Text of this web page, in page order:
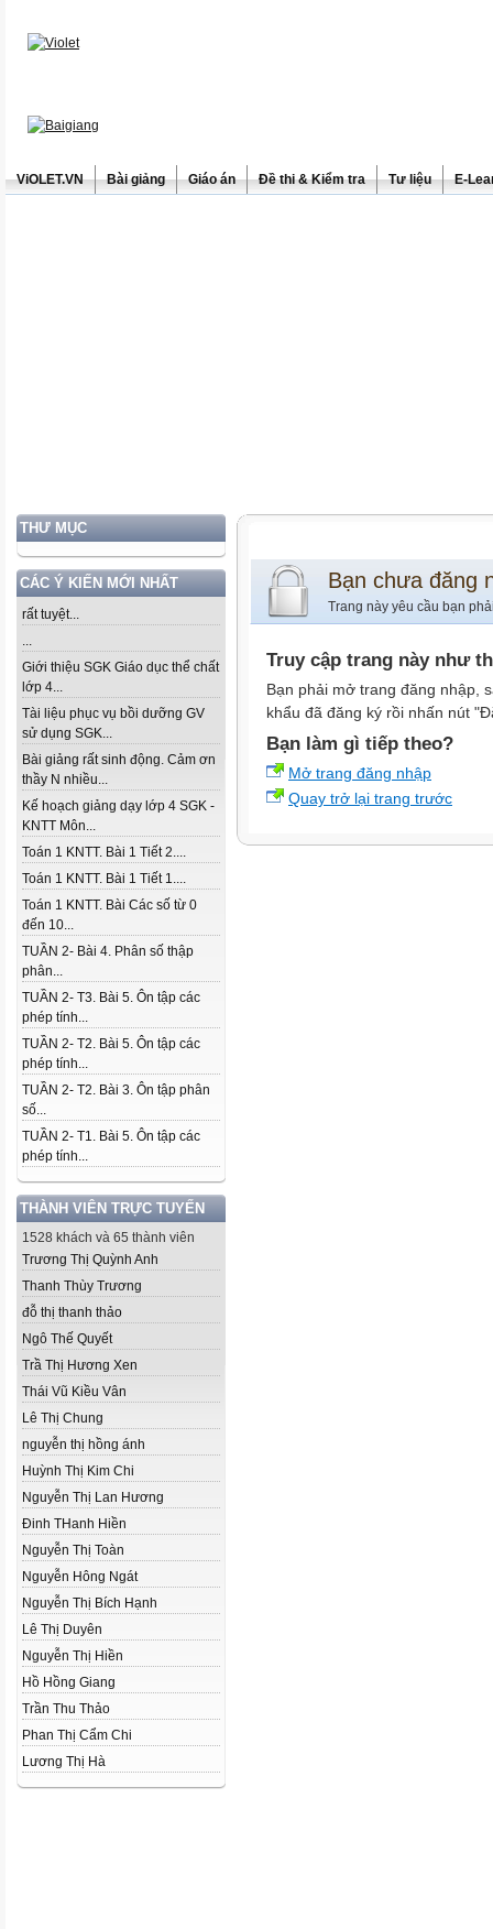
ViOLET.VN Bài giảng Giáo án Đề thi & Kiểm tra Tư liệu E-
THƯ MỤC
CÁC Ý KIẾN MỚI NHẤT
rất tuyệt...
...
Giới thiệu SGK Giáo dục thể chất
lớp 4...
Tài liệu phục vụ bồi dưỡng GV
sử dụng SGK...
Bài giảng rất sinh động. Cảm ơn
thầy N nhiều...
Kế hoạch giảng dạy lớp 4 SGK -
KNTT Môn...
Toán 1 KNTT. Bài 1 Tiết 2....
Toán 1 KNTT. Bài 1 Tiết 1....
Toán 1 KNTT. Bài Các số từ 0
đến 10...
TUẦN 2- Bài 4. Phân số thập
phân...
TUẦN 2- T3. Bài 5. Ôn tập các
phép tính...
TUẦN 2- T2. Bài 5. Ôn tập các
phép tính...
TUẦN 2- T2. Bài 3. Ôn tập phân
số...
TUẦN 2- T1. Bài 5. Ôn tập các
phép tính...
THÀNH VIÊN TRỰC TUYẾN
1528 khách và 65 thành viên
Trương Thị Quỳnh Anh
Thanh Thùy Trương
đỗ thị thanh thảo
Ngô Thế Quyết
Trầ Thị Hương Xen
Thái Vũ Kiều Vân
Lê Thị Chung
nguyễn thị hồng ánh
Huỳnh Thị Kim Chi
Nguyễn Thị Lan Hương
Đinh THanh Hiền
Nguyễn Thị Toàn
Nguyễn Hông Ngát
Nguyễn Thị Bích Hạnh
Lê Thị Duyên
Nguyễn Thị Hiền
Hồ Hồng Giang
Trần Thu Thảo
Phan Thị Cẩm Chi
Lương Thị Hà
Bạn chưa đăng
Trang này yêu cầu bạn
Truy cập trang này như
Bạn phải mở trang đăng nhập,
khẩu đã đăng ký rồi nhấn nút
Bạn làm gì tiếp theo?
Mở trang đăng nhập
Quay trở lại trang trước